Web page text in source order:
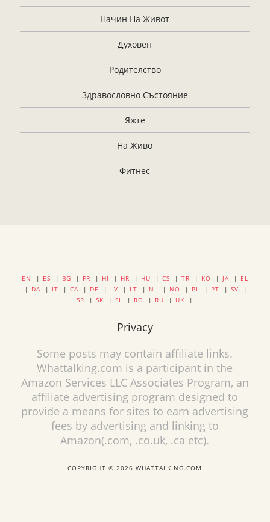
Начин На Живот
Духовен
Родителство
Здравословно Състояние
Яжте
На Живо
Фитнес
EN | ES | BG | FR | HI | HR | HU | CS | TR | KO | JA | EL
| DA | IT | CA | DE | LV | LT | NL | NO | PL | PT | SV |
SR | SK | SL | RO | RU | UK |
Privacy
Some posts may contain affiliate links.
Whattalking.com is a participant in the
Amazon Services LLC Associates Program, an
affiliate advertising program designed to
provide a means for sites to earn advertising
fees by advertising and linking to
Amazon(.com, .co.uk, .ca etc).
COPYRIGHT © 2026 WHATTALKING.COM